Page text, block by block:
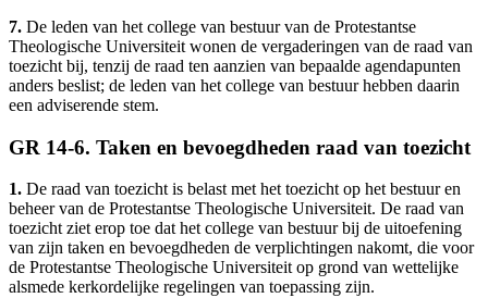
7. De leden van het college van bestuur van de Protestantse
Theologische Universiteit wonen de vergaderingen van de raad van
toezicht bij, tenzij de raad ten aanzien van bepaalde agendapunten
anders beslist; de leden van het college van bestuur hebben daarin
een adviserende stem.
GR 14-6. Taken en bevoegdheden raad van toezicht
1. De raad van toezicht is belast met het toezicht op het bestuur en
beheer van de Protestantse Theologische Universiteit. De raad van
toezicht ziet erop toe dat het college van bestuur bij de uitoefening
van zijn taken en bevoegdheden de verplichtingen nakomt, die voor
de Protestantse Theologische Universiteit op grond van wettelijke
alsmede kerkordelijke regelingen van toepassing zijn.